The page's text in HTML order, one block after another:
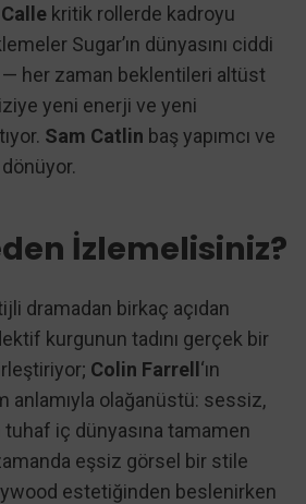
kritik rollerde kadroyu
Sugar’ın dünyasını ciddi
her zaman beklentileri altüst
yeni enerji ve yeni
Sam Catlin baş yapımcı ve
İzlemelisiniz?
dramadan birkaç açıdan
kurgunun tadını gerçek bir
Colin Farrell‘ın
anlamıyla olağanüstü: sessiz,
iç dünyasına tamamen
eşsiz görsel bir stile
estetiğinden beslenirken